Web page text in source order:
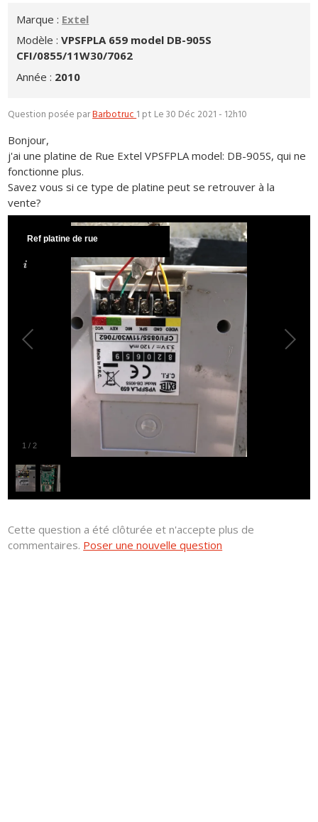
Marque : Extel
Modèle :VPSFPLA 659 model DB-905S
CFI/0855/11W30/7062
Année : 2010
Question posée parBarbotruc1 pt Le 30 Déc 2021 - 12h10
Bonjour,
j'ai une platine de Rue Extel VPSFPLA model: DB-905S, qui ne
fonctionne plus.
Savez vous si ce type de platine peut se retrouver à la
vente?
1 /2
Ref platine de rue
Cette question a été clôturée et n'accepte plus de
commentaires. Poser une nouvelle question